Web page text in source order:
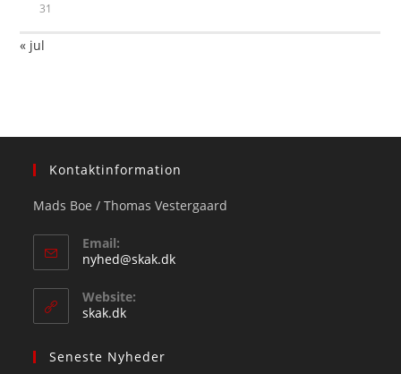
31
« jul
Kontaktinformation
Mads Boe / Thomas Vestergaard
Email:
nyhed@skak.dkOpens
Website:
skak.dk
Seneste Nyheder